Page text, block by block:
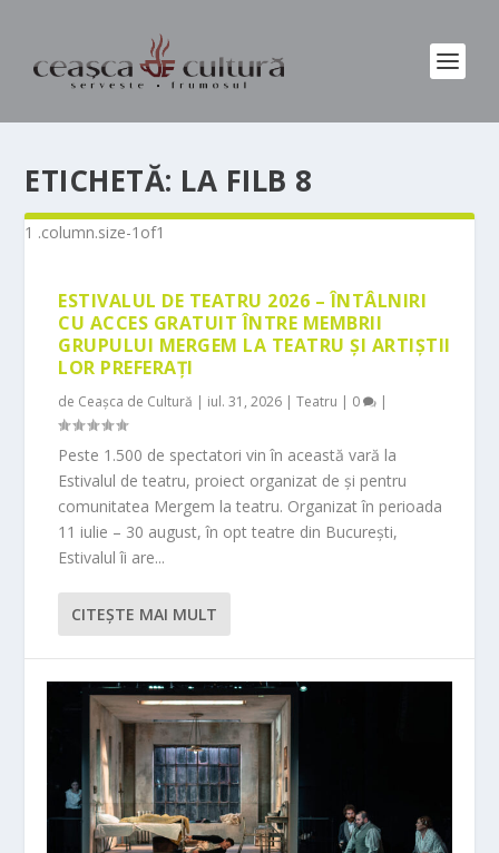
ETICHETĂ: LA FILB 8
ESTIVALUL DE TEATRU 2026 – ÎNTÂLNIRI
CU ACCES GRATUIT ÎNTRE MEMBRII
GRUPULUI MERGEM LA TEATRU ȘI ARTIȘTII
LOR PREFERAȚI
de Ceașca de Cultură | iul. 31, 2026 |Teatru | 0 |
Peste 1.500 de spectatori vin în această vară la
Estivalul de teatru, proiect organizat de și pentru
comunitatea Mergem la teatru. Organizat în perioada
11 iulie – 30 august, în opt teatre din București,
Estivalul îi are...
CITEŞTE MAI MULT